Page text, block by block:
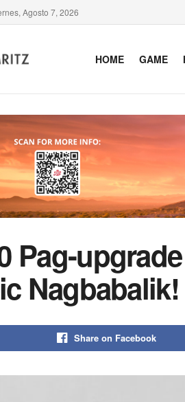
Agosto 7, 2026
HOME GAME
Pag-
Nagbabalik!
Share on Facebook